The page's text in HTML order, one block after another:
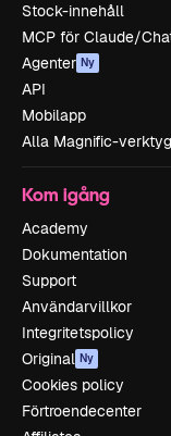
Stock-innehåll
MCP för Claude/
Agenter Ny
API
Mobilapp
Alla Magnific-verktyg
Kom igång
Academy
Dokumentation
Support
Användarvillkor
Integritetspolicy
Original Ny
Cookies policy
Förtroendecenter